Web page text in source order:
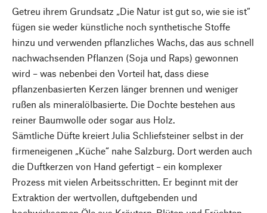
Getreu ihrem Grundsatz „Die Natur ist gut so, wie sie ist“
fügen sie weder künstliche noch synthetische Stoffe
hinzu und verwenden pflanzliches Wachs, das aus schnell
nachwachsenden Pflanzen (Soja und Raps) gewonnen
wird – was nebenbei den Vorteil hat, dass diese
pflanzenbasierten Kerzen länger brennen und weniger
rußen als mineralölbasierte. Die Dochte bestehen aus
reiner Baumwolle oder sogar aus Holz.
Sämtliche Düfte kreiert Julia Schliefsteiner selbst in der
firmeneigenen „Küche“ nahe Salzburg. Dort werden auch
die Duftkerzen von Hand gefertigt – ein komplexer
Prozess mit vielen Arbeitsschritten. Er beginnt mit der
Extraktion der wertvollen, duftgebenden und